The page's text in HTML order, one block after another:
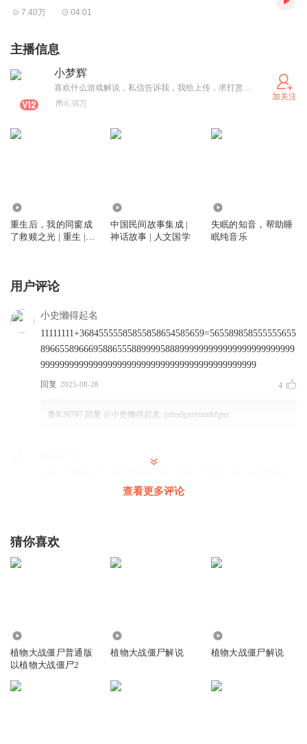
7.40万 04:01
主播信息
小梦辉
喜欢什么游戏解说，私信告诉我，我给上传，求打赏哈哈
6.38万
加关注
重生后，我的同窗成
了救赎之光 | 重生 |
中国民间故事集成 |
神话故事 | 人文国学
失眠的知音，帮助睡
眠纯音乐
用户评论
小史懒得起名
11111111+36845555585855858654585659=565589858555555655
89665589666958865558899995888999999999999999999999999
999999999999999999999999999999999999999999999
回复 2025-08-28 4
鲁K36707 回复 @小史懒得起名 : jzfmdgnrynnnhfgnx
后传去听三国演义水浒传西游记后传去听三天天天天天天天
听友491620089
查看更多评论
猜你喜欢
植物大战僵尸普通版
以植物大战僵尸2
植物大战僵尸解说 植物大战僵尸解说